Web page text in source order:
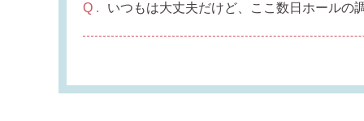
いつもは大丈夫だけど、ここ数日ホールの